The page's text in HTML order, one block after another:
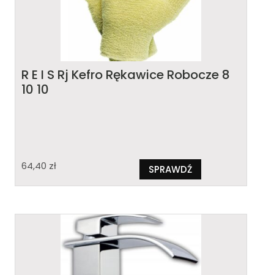
R E I S Rj Kefro Rękawice Robocze 8
10 10
64,40 zł SPRAWDŹ